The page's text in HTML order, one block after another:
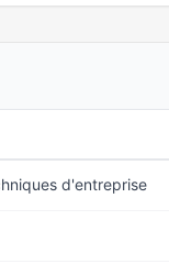
d'entreprise